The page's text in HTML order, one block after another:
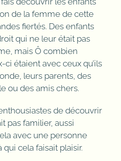
de la femme de cette
fiertés. Des enfants
qui ne leur était pas
mais Ô combien
étaient avec ceux qu’ils
leurs parents, des
ou des amis chers.
de découvrir
pas familier, aussi
avec une personne
cela faisait plaisir.